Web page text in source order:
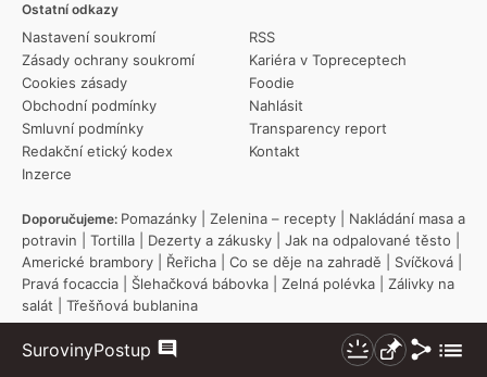
SurovinyPostup Komentáře
Nezhasínat
Připnout
Sdílet
Ostatní odkazy
Nastavení soukromí
Zásady ochrany soukromí
Cookies zásady
Obchodní podmínky
Smluvní podmínky
Redakční etický kodex
Inzerce
RSS
Kariéra v Topreceptech
Foodie
Nahlásit
Transparency report
Kontakt
Doporučujeme: Pomazánky Zelenina – recepty
Nakládání masa a
potravin
Tortilla Dezerty a zákusky Jak na odpalované těsto
Americké brambory
Řeřicha Co se děje na zahradě Svíčková
Pravá focaccia
Šlehačková bábovka Zelná polévka
Zálivky na
salát
Třešňová bublanina
Krůtí maso Vepřové maso
Bramborová jídla|Pomalý hrnec Recepty pro začátečníky|